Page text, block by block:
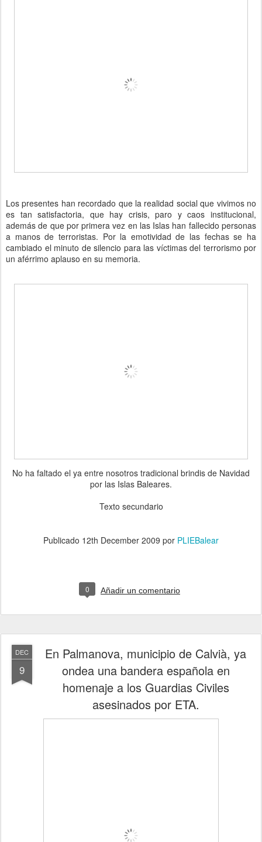
Los presentes han recordado que la realidad social que vivimos no
es tan satisfactoria, que hay crisis, paro y caos institucional,
además de que por primera vez en las Islas han fallecido personas
a manos de terroristas. Por la emotividad de las fechas se ha
cambiado el minuto de silencio para las víctimas del terrorismo por
un aférrimo aplauso en su memoria.
No ha faltado el ya entre nosotros tradicional brindis de Navidad
por las Islas Baleares.
Texto secundario
Publicado 12th December 2009 por PLIEBalear
0 Añadir un comentario
DEC
9
En Palmanova, municipio de Calvià, ya
ondea una bandera española en
homenaje a los Guardias Civiles
asesinados por ETA.